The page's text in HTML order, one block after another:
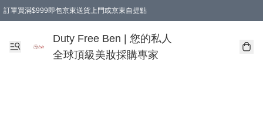
訂單買滿$999即包京東送貨上門或京東自提點
Duty Free Ben | 您的私人
全球頂級美妝採購專家